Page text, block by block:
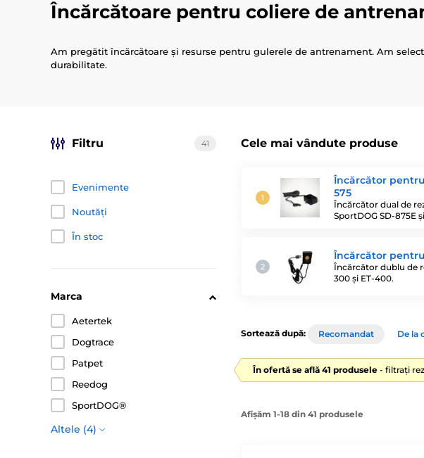
Încărcătoare pentru coliere de
Am pregătit încărcătoare și resurse pentru gulerele de antrenament. Am
durabilitate.
Cele mai vândute produse
Încărcător
575
Încărcător dual de
SportDOG SD-875E
Încărcător pentru
Încărcător dublu de
300 și ET-400.
Filtru 41
Evenimente
Noutăți
În stoc
Marca
Aetertek
Dogtrace
Patpet
Reedog
SportDOG®
Altele (4)
Sortează după: Recomandat De la
În ofertă se află 41 produsele - filtrați
Afișăm 1-18 din 41 produsele